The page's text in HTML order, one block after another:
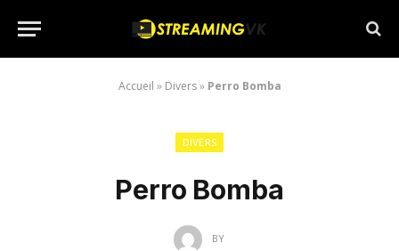
Accueil » Divers» Perro Bomba
DIVERS
Perro Bomba
BY